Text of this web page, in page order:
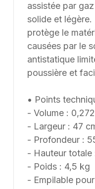
assistée par
solide et
protège le
causées par le
antistatique
poussière et
• Points
- Volume :
- Largeur : 47
- Profondeur :
- Hauteur totale
- Poids : 4,5 kg
- Empilable